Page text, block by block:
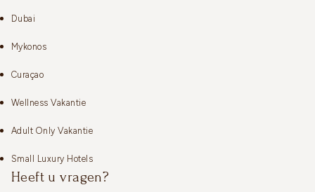
Dubai
Mykonos
Curaçao
Wellness Vakantie
Adult Only Vakantie
Small Luxury Hotels
Heeft u vragen?